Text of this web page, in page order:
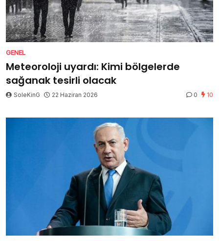
GENEL
Meteoroloji uyardı: Kimi bölgelerde
sağanak tesirli olacak
SoleKinG 22 Haziran 2026 0 10